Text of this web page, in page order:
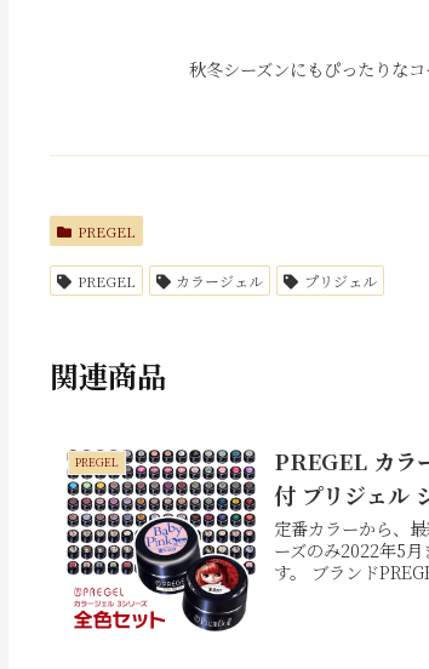
秋冬シーズンにもぴったりな
PREGEL
PREGEL カラージェル プリジェル
関連商品
PREGEL
PREGEL カラ
付 プリジェル
定番カラーから、
ーズのみ2022年5
す。 ブランド